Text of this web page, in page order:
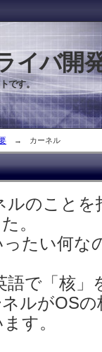
→ カーネル
ルのこと
。
たい何な
語で「核」
ルがOS
す。
イバ開
です。